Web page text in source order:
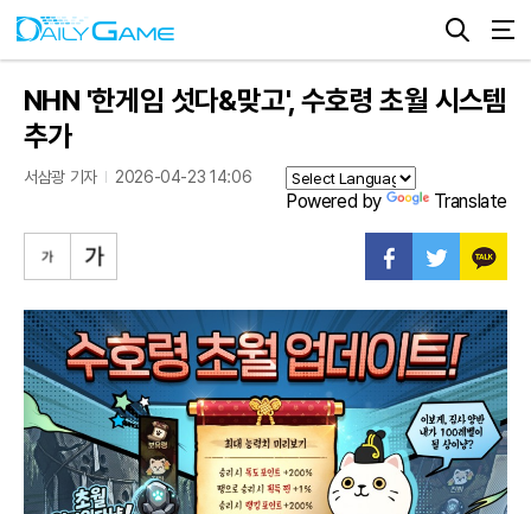
NHN '한게임 섯다&맞고', 수호령 초월 시스템
추가
서삼광 기자 2026-04-23 14:06
Powered by Translate